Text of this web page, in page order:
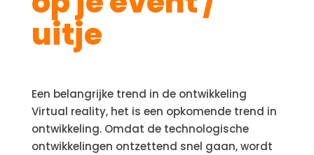
uitje
Een belangrijke trend in de ontwikkeling
Virtual reality, het is een opkomende trend in
ontwikkeling. Omdat de technologische
ontwikkelingen ontzettend snel gaan, wordt